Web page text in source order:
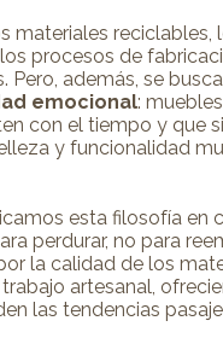
materiales reciclables,
procesos de
Pero, además, se
emocional:
con el tiempo y que
y funcionalidad
esta filosofía en
perdurar, no para
la calidad de los
artesanal,
las tendencias